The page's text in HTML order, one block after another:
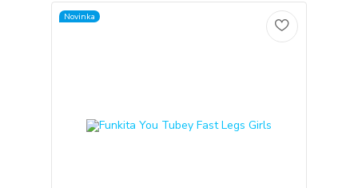
Novinka